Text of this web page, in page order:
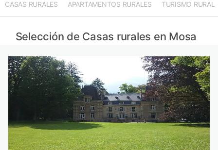
Casas rurales en Alto Marne provincia
Casas rurales en Luxemburgo provincia
Casas rurales en Aube provincia
CASAS RURALES APARTAMENTOS RURALES TURISMO RURAL
Selección de Casas rurales en Mosa